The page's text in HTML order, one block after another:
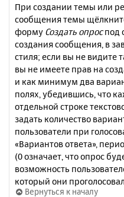
При создании темы или
сообщения темы
форму Создать опроспод
создания сообщения, в
стиля; если вы не видите
вы не имеете прав на
и как минимум два
полях, убедившись, что
отдельной строке
задать количество
пользователи при
«Вариантов ответа»,
(0 означает, что опрос
возможность
который они
Вернуться к началу